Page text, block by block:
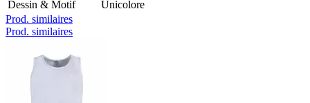
Dessin & Motif
Unicolore
Prod. similaires
Prod. similaires